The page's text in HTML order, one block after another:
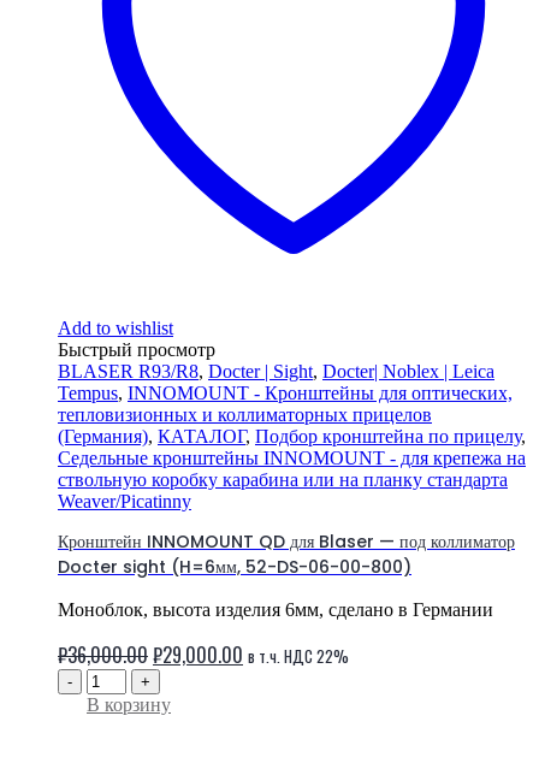
Add to wishlist
Быстрый просмотр
BLASER R93/R8, Docter | Sight, Docter| Noblex | Leica
Tempus, INNOMOUNT - Кронштейны для оптических,
тепловизионных и коллиматорных прицелов
(Германия), КАТАЛОГ, Подбор кронштейна по прицелу,
Седельные кронштейны INNOMOUNT - для крепежа на
ствольную коробку карабина или на планку стандарта
Weaver/Picatinny
Кронштейн INNOMOUNT QD для Blaser — под коллиматор
Docter sight (H=6мм, 52-DS-06-00-800)
Моноблок, высота изделия 6мм, сделано в Германии
₽36,000.00Первоначальная
составляла
₽29,000.00 Текущая
в т.ч. НДС 22%
- +
В корзину